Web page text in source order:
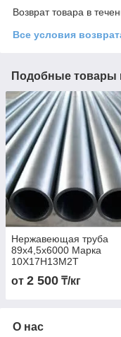
Возврат товара в
Все условия
Подобные товары
Нержавеющая труба
89х4,5х6000 Марка
10Х17Н13М2Т
от 2 500 ₸/кг
О нас